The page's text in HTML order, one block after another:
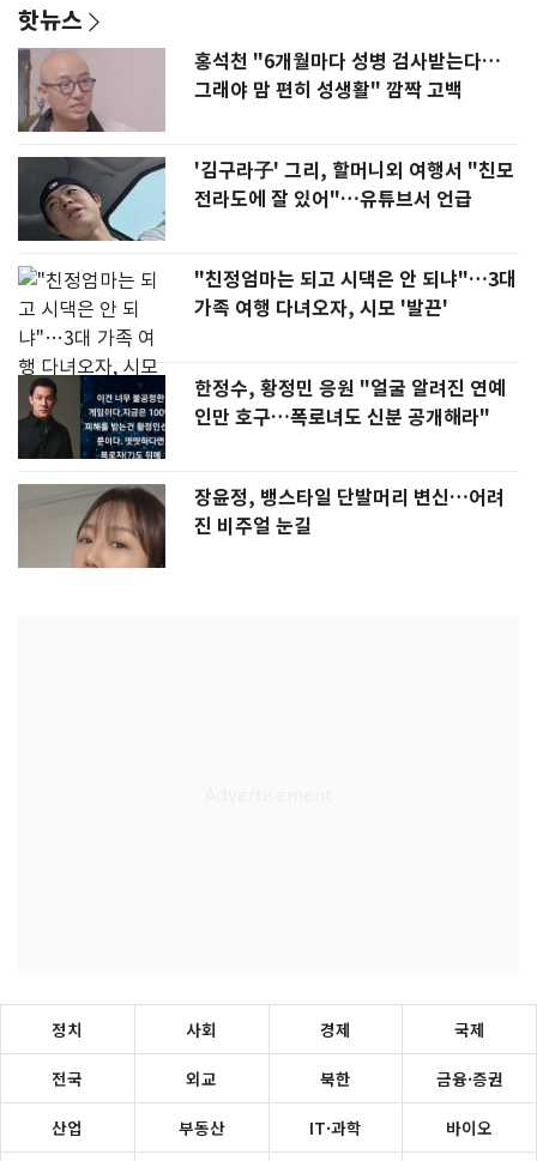
핫뉴스
홍석천 "6개월마다 성병 검사받는다…
그래야 맘 편히 성생활" 깜짝 고백
'김구라子' 그리, 할머니외 여행서 "친모
전라도에 잘 있어"…유튜브서 언급
"친정엄마는 되고 시댁은 안 되냐"…3대
가족 여행 다녀오자, 시모 '발끈'
한정수, 황정민 응원 "얼굴 알려진 연예
인만 호구…폭로녀도 신분 공개해라"
장윤정, 뱅스타일 단발머리 변신…어려
진 비주얼 눈길
정치 사회 경제 국제
전국 외교 북한 금융·증권
산업 부동산 IT·과학 바이오